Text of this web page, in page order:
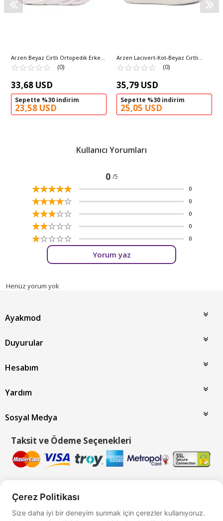
Arzen Beyaz Cırtlı Ortopedik Erkek
Çocuk Sandalet 26A44 F
☆☆☆☆☆
★★★★★ (0)
33,68 USD
Sepette %30 indirim
23,58 USD
Arzen Lacivert-Kot-Beyaz Cırtlı
Ortopedik Rahat Tabanlı Bebek
Sandalet 26A24
☆☆☆☆☆
★★★★★ (0)
35,79 USD
Sepette %30 indirim
25,05 USD
Kullanıcı Yorumları
0 /5
☆☆☆☆☆
★★★★★ 0
☆☆☆☆☆
★★★★★ 0
☆☆☆☆☆
★★★★★ 0
☆☆☆☆☆
★★★★★ 0
☆☆☆☆☆
★★★★★ 0
Yorum yaz
Henüz yorum yok
Ayakmod
Duyurular
Hesabım
Yardım
Sosyal Medya
Taksit ve Ödeme Seçenekleri
Çerez Politikası
Size daha iyi bir deneyim sunmak için çerezler kullanıyoruz.